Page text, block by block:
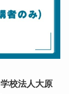
学校法人大原